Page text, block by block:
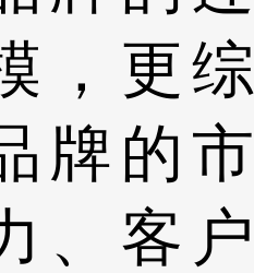
，更综
牌的市
、客户